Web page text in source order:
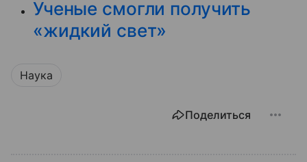
Ученые смогли получить
«жидкий свет»
Наука
Поделиться